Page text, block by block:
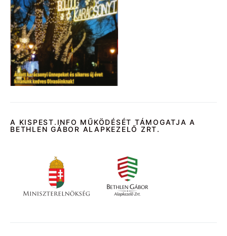
A KISPEST.INFO MŰKÖDÉSÉT TÁMOGATJA A
BETHLEN GÁBOR ALAPKEZELŐ ZRT.